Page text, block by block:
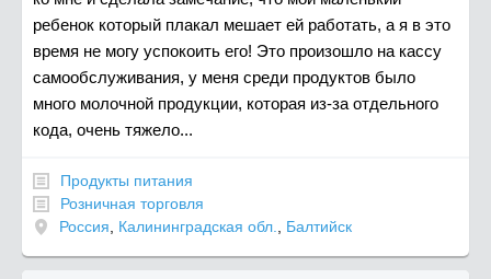
ребенок который плакал мешает ей работать, а я в это
время не могу успокоить его! Это произошло на кассу
самообслуживания, у меня среди продуктов было
много молочной продукции, которая из-за отдельного
кода, очень тяжело...
Продукты питания
Розничная торговля
Россия
Калининградская обл. Балтийск